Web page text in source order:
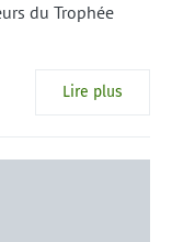
du Trophée
Lire plus